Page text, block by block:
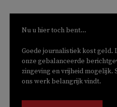
Nu u hier toch bent...
Goede journalistiek kost geld.
onze gebalanceerde
zingeving en vrijheid mogelijk.
ons werk belangrijk vindt.